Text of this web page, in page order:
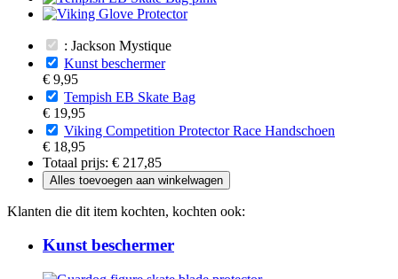
: Jackson Mystique
Kunst beschermer
€ 9,95
Tempish EB Skate Bag
€ 19,95
Viking Competition Protector Race Handschoen
€ 18,95
Totaal prijs: € 217,85
Alles toevoegen aan winkelwagen
Klanten die dit item kochten, kochten ook:
Kunst beschermer